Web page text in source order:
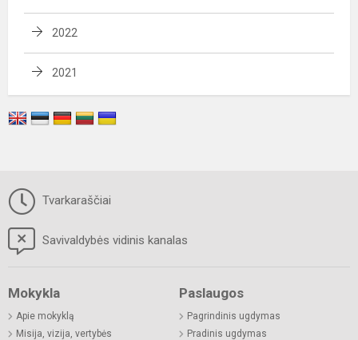
2022
2021
Tvarkaraščiai
Savivaldybės vidinis kanalas
Mokykla
Apie mokyklą
Misija, vizija, vertybės
Paslaugos
Pagrindinis ugdymas
Pradinis ugdymas